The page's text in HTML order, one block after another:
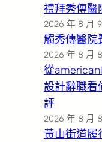
禮拜秀傳醫
2026 年 8 月 9
觸秀傳醫院
2026 年 8 月
從
設計辭職看
評
2026 年 8 月
黃山街道履